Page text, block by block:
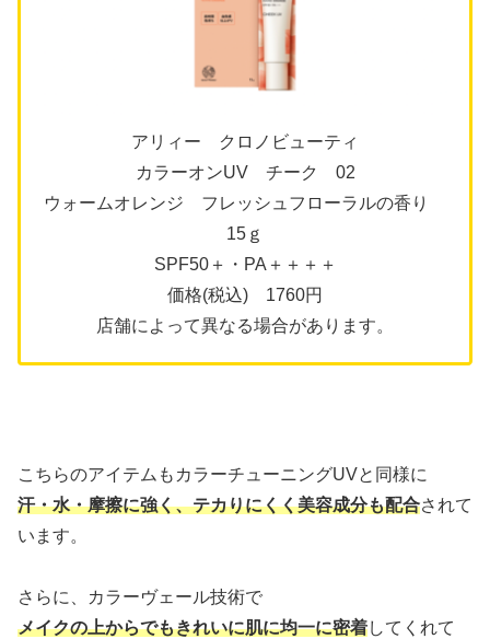
アリィー クロノビューティ
カラーオンUV チーク 02
ウォームオレンジ フレッシュフローラルの香り
15ｇ
SPF50＋・PA＋＋＋＋
価格(税込) 1760円
店舗によって異なる場合があります。
こちらのアイテムもカラーチューニングUVと同様に
汗・水・摩擦に強く、テカりにくく美容成分も配合されて
います。
さらに、カラーヴェール技術で
メイクの上からでもきれいに肌に均一に密着してくれて